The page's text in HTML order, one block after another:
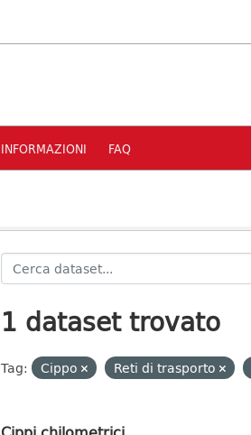
INFORMAZIONI FAQ
1 dataset trovato
Tag: Cippo Reti di trasporto